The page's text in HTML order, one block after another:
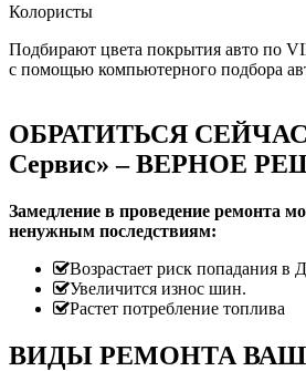
Колористы
Подбирают цвета покрытия авто по
с помощью компьютерного подбора
ОБРАТИТЬСЯ СЕЙЧАС
Сервис» – ВЕРНОЕ
Замедление в проведение ремонта
ненужным последствиям:
Возрастает риск попадания в
Увеличится износ шин.
Растет потребление топлива
ВИДЫ РЕМОНТА